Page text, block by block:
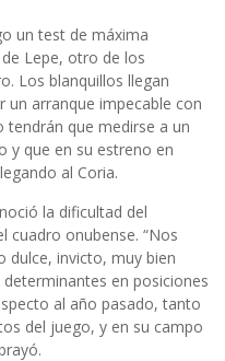
un test de máxima
Lepe, otro de los
Los blanquillos llegan
arranque impecable con
que medirse a un
y que en su estreno en
al Coria.
la dificultad del
cuadro onubense. “Nos
dulce, invicto, muy bien
en posiciones
al año pasado, tanto
del juego, y en su campo